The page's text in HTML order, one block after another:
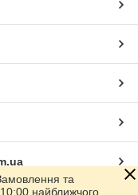
та
найближчого